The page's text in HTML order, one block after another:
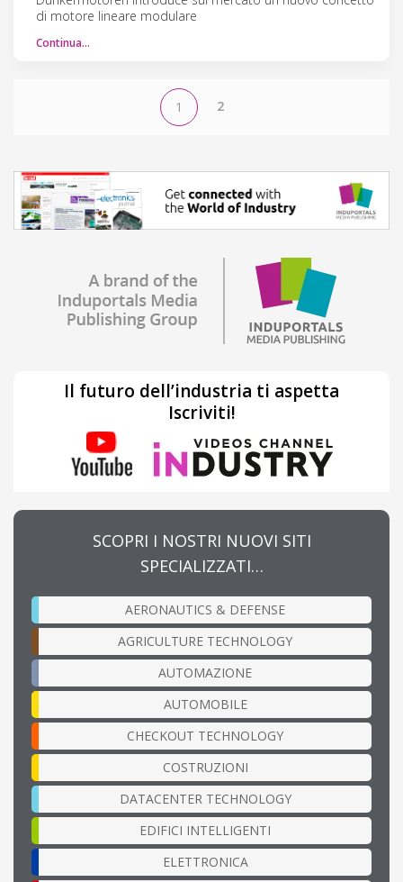
di motore lineare modulare
Continua…
1 2
Il futuro dell’industria ti aspetta
Iscriviti!
SCOPRI I NOSTRI NUOVI SITI
SPECIALIZZATI…
AERONAUTICS & DEFENSE
AGRICULTURE TECHNOLOGY
AUTOMAZIONE
AUTOMOBILE
CHECKOUT TECHNOLOGY
COSTRUZIONI
DATACENTER TECHNOLOGY
EDIFICI INTELLIGENTI
ELETTRONICA